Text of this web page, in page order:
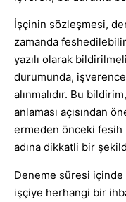
İşçinin sözleşmesi,
zamanda
yazılı olarak
durumunda,
alınmalıdır. Bu
anlaması açısından
ermeden önceki fesih
adına dikkatli bir
Deneme süresi
işçiye herhangi bir